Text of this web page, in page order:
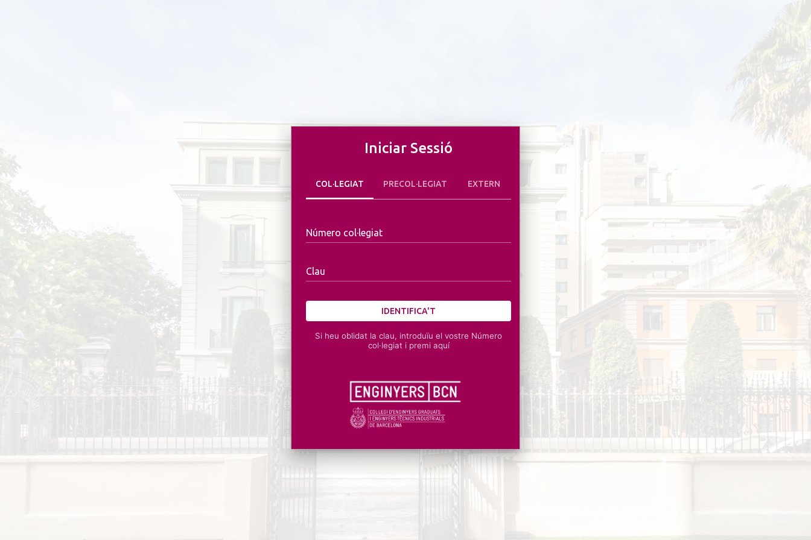
Iniciar Sessió
COL·LEGIAT PRECOL·LEGIAT EXTERN
Número col·legiat
Clau
IDENTIFICA'T
Si heu oblidat la clau, introduïu el vostre Número
col·legiat i premi aquí